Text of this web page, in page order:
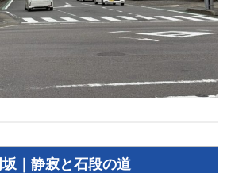
｜静寂と石段の道